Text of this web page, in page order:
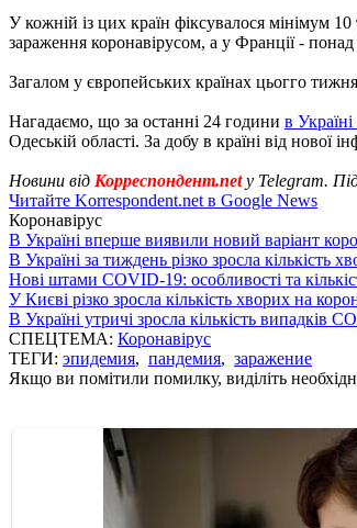
У кожній із цих країн фіксувалося мінімум
зараження коронавірусом, а у Франції - понад
Загалом у європейських країнах цьогго
Нагадаємо, що за останні 24 години в
Одеській області. За добу в країні від нової
Новини від Корреспондент.netу Telegram.
Читайте Korrespondent.net в Google News
Коронавірус
В Україні вперше виявили новий варіант
В Україні за тиждень різко зросла кількість
Нові штами COVID-19: особливості та
У Києві різко зросла кількість хворих на
В Україні утричі зросла кількість випадків
СПЕЦТЕМА: Коронавірус
ТЕГИ: эпидемия, пандемия, заражение
Якщо ви помітили помилку, виділіть